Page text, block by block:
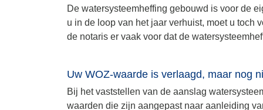
De watersysteemheffing gebouwd is voor de
u in de loop van het jaar verhuist, moet u toch
de notaris er vaak voor dat de
Uw WOZ-waarde is verlaagd, maar nog
Bij het vaststellen van de aanslag
waarden die zijn aangepast naar aanleiding